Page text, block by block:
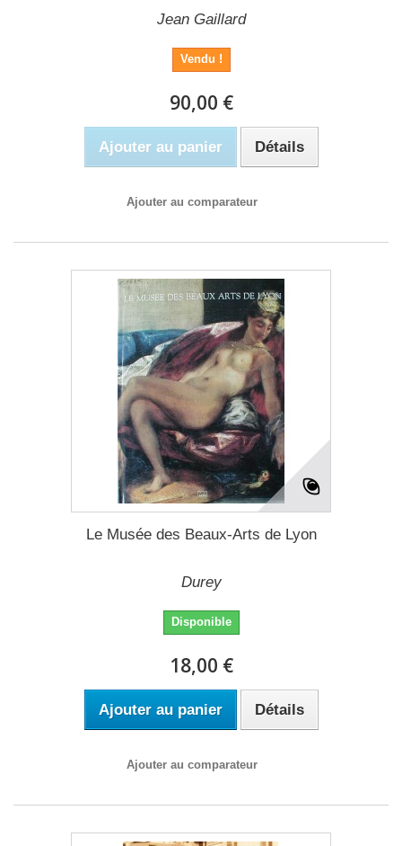
Jean Gaillard
Vendu !
90,00 €
Ajouter au panier Détails
Ajouter au comparateur
Le Musée des Beaux-Arts de Lyon
Durey
Disponible
18,00 €
Ajouter au panier Détails
Ajouter au comparateur